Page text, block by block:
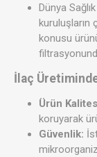
Dünya
kuruluşların
konusu
İlaç
Ürün
koruyarak
Güvenlik: